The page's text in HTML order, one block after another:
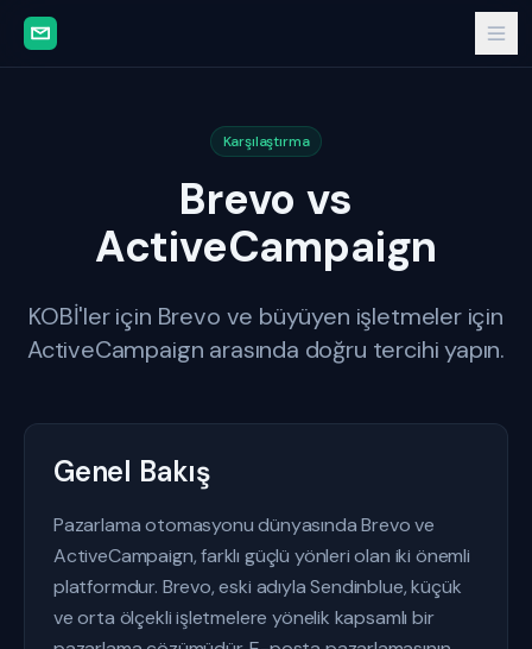
Karşılaştırma
Brevo vs
ActiveCampaign
KOBİ'ler için Brevo ve büyüyen işletmeler için
ActiveCampaign arasında doğru tercihi yapın.
Genel Bakış
Pazarlama otomasyonu dünyasında Brevo ve
ActiveCampaign, farklı güçlü yönleri olan iki önemli
platformdur. Brevo, eski adıyla Sendinblue, küçük
ve orta ölçekli işletmelere yönelik kapsamlı bir